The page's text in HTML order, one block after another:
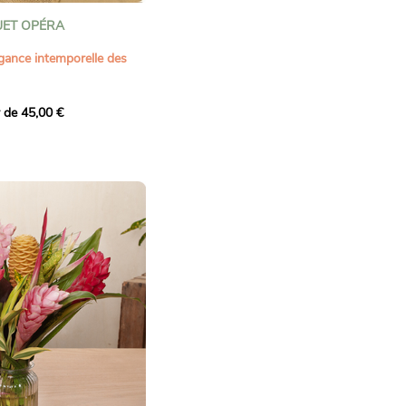
OPÉRA
intemporelle des
passion du rouge, la
lumineux, sublimés
apportant
l’admiration ou
ce bouquet au
incarne l’élégance
Une composition
vos plus
45,00 €